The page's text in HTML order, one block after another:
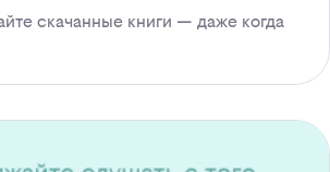
скачанные книги — даже когда